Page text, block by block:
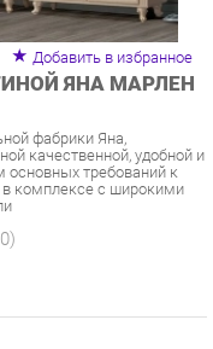
Добавить в избранное
ЯНА МАРЛЕН
фабрики Яна,
требований к
с широкими